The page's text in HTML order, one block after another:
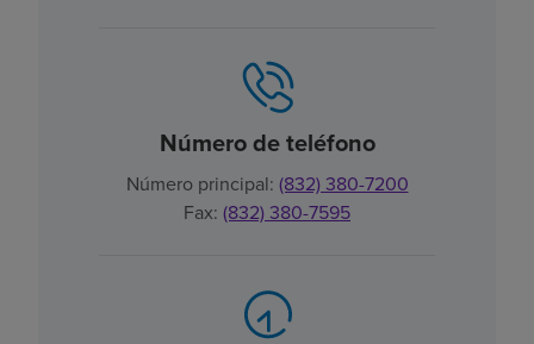
Número de teléfono
Número principal: (832) 380-7200
Fax: (832) 380-7595